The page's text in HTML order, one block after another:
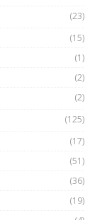
(23)
(15)
(1)
(2)
(2)
(125)
(17)
(51)
(36)
(19)